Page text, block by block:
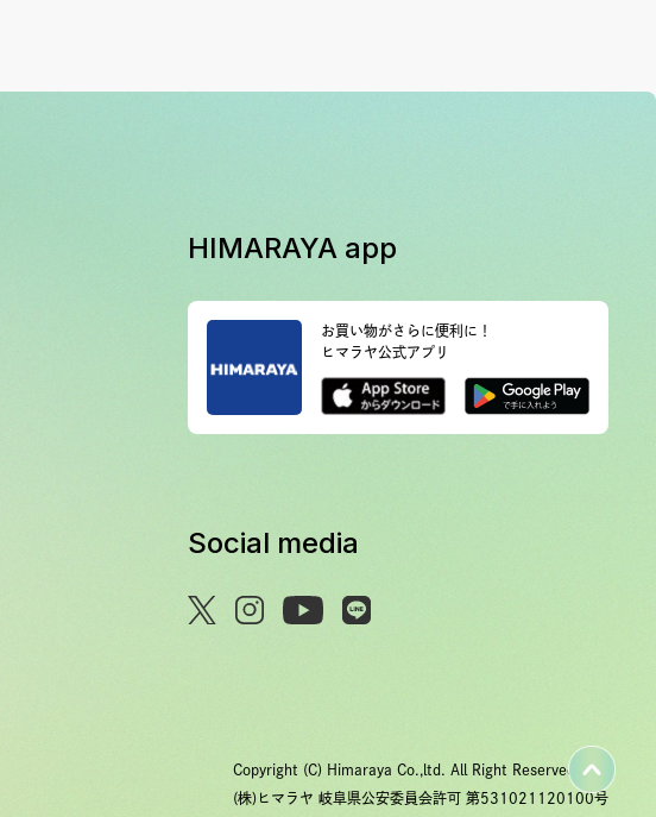
HIMARAYA app
お買い物がさらに便利に！
ヒマラヤ公式アプリ
Social media
Copyright (C) Himaraya Co.,ltd. All Right Reserved.
(株)ヒマラヤ 岐阜県公安委員会許可 第531021120100号